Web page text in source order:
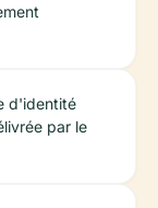
d'identité
par le